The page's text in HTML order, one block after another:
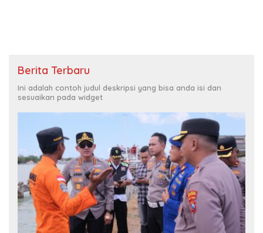
Berita Terbaru
Ini adalah contoh judul deskripsi yang bisa anda isi dan
sesuaikan pada widget